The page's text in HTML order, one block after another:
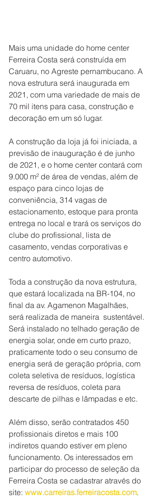
Mais uma unidade do home center
Ferreira Costa será construída em
Caruaru, no Agreste pernambucano. A
nova estrutura será inaugurada em
2021, com uma variedade de mais de
70 mil itens para casa, construção e
decoração em um só lugar.
A construção da loja já foi iniciada, a
previsão de inauguração é de junho
de 2021, e o home center contará com
9.000 m² de área de vendas, além de
espaço para cinco lojas de
conveniência, 314 vagas de
estacionamento, estoque para pronta
entrega no local e trará os serviços do
clube do profissional, lista de
casamento, vendas corporativas e
centro automotivo.
Toda a construção da nova estrutura,
que estará localizada na BR-104, no
final da av. Agamenon Magalhães,
será realizada de maneira  sustentável.
Será instalado no telhado geração de
energia solar, onde em curto prazo,
praticamente todo o seu consumo de
energia será de geração própria, com
coleta seletiva de resíduos, logística
reversa de resíduos, coleta para
descarte de pilhas e lâmpadas e etc.
Além disso, serão contratados 450
profissionais diretos e mais 100
indiretos quando estiver em pleno
funcionamento. Os interessados em
participar do processo de seleção da
Ferreira Costa se cadastrar através do
site: www.carreiras.ferreiracosta.com.